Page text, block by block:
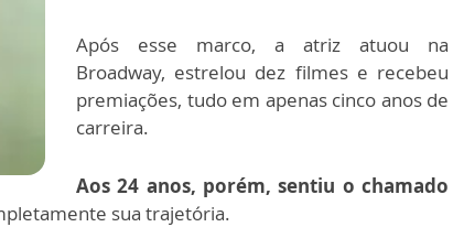
Após esse marco, a atriz atuou na
Broadway, estrelou dez filmes e recebeu
premiações, tudo em apenas cinco anos de
carreira.
Aos 24 anos, porém, sentiu o chamado
sua trajetória.